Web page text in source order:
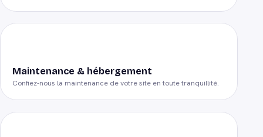
Maintenance & hébergement
Confiez-nous la maintenance de votre site en toute tranquillité.